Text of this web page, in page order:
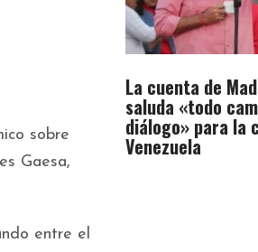
sobre
Gaesa,
entre el
La cuenta de
saluda «todo
diálogo» para la
Venezuela